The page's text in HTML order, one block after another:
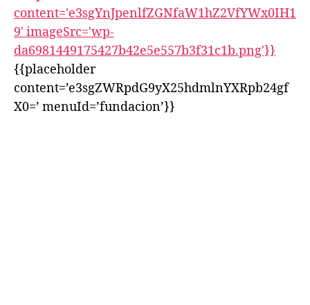
{{placeholder
content=’e3sgZWRpdG9yX25hdmlnYXRpb24gf
X0=’ menuId=’fundacion’}}